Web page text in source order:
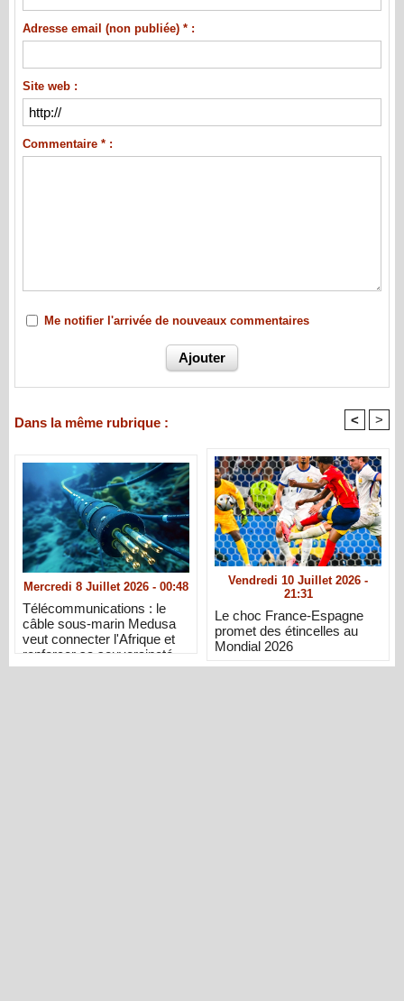
Adresse email (non publiée) * :
Site web :
Commentaire * :
Me notifier l'arrivée de nouveaux commentaires
Dans la même rubrique : < >
Mercredi 8 Juillet 2026 - 00:48
Télécommunications : le
câble sous-marin Medusa
veut connecter l'Afrique et
renforcer sa souveraineté
numérique
Vendredi 10 Juillet 2026 -
21:31
Le choc France-Espagne
promet des étincelles au
Mondial 2026